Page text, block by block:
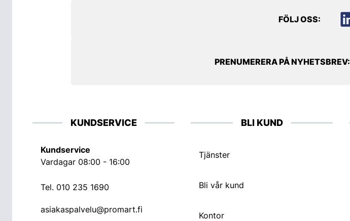
FÖLJ OSS:
PRENUMERERA PÅ NYHETSBREV:
KUNDSERVICE
Kundservice
Vardagar 08:00 - 16:00
Tel. 010 235 1690
asiakaspalvelu@promart.fi
BLI KUND
Tjänster
Bli vår kund
Kontor